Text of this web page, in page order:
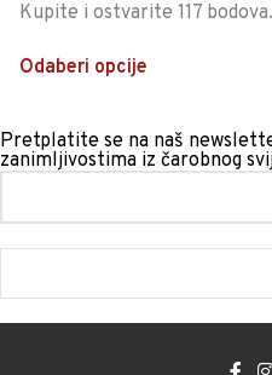
Kupite i ostvarite 117 bodova.
Odaberi opcije
Pretplatite se na naš
zanimljivostima iz čarobnog